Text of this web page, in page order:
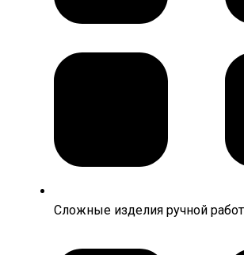
Сложные изделия ручной